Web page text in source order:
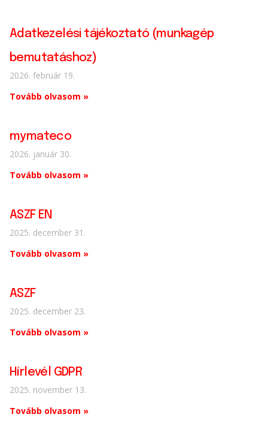
Adatkezelési tájékoztató (munkagép
bemutatáshoz)
2026. február 19.
Tovább olvasom »
mymateco
2026. január 30.
Tovább olvasom »
ASZF EN
2025. december 31.
Tovább olvasom »
ASZF
2025. december 23.
Tovább olvasom »
Hírlevél GDPR
2025. november 13.
Tovább olvasom »